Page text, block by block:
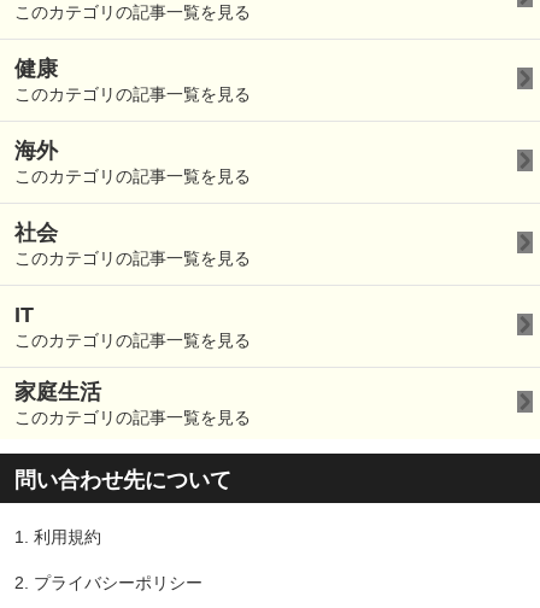
このカテゴリの記事一覧を見る
健康
このカテゴリの記事一覧を見る
海外
このカテゴリの記事一覧を見る
社会
このカテゴリの記事一覧を見る
IT
このカテゴリの記事一覧を見る
家庭生活
このカテゴリの記事一覧を見る
問い合わせ先について
1. 利用規約
2. プライバシーポリシー